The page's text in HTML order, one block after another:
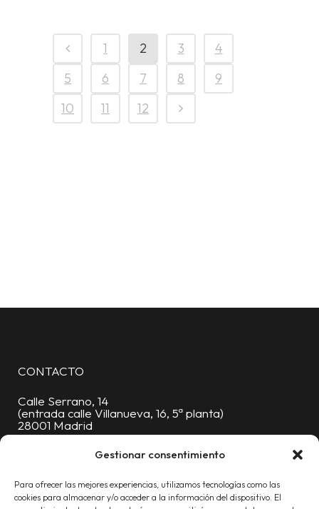
Gestionar consentimiento
Para ofrecer las mejores experiencias, utilizamos tecnologías como las
cookies para almacenar y/o acceder a la información del dispositivo. El
1 2 3
4
5
6 7 8
9
10
11 12
CONTACTO
Calle Serrano, 14
(entrada calle Villanueva, 16, 5ª planta)
28001 Madrid
91 376 88 06
info@proyecta.com